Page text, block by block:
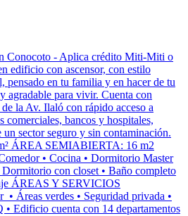
Conocoto - Aplica crédito Miti-Miti o
edificio con ascensor, con estilo
pensado en tu familia y en hacer de tu
agradable para vivir. Cuenta con
la Av. Ilaló con rápido acceso a
comerciales, bancos y hospitales,
un sector seguro y sin contaminación.
ÁREA SEMIABIERTA: 16 m2
• Cocina • Dormitorio Master
con closet • Baño completo
ÁREAS Y SERVICIOS
Áreas verdes • Seguridad privada •
Edificio cuenta con 14 departamentos